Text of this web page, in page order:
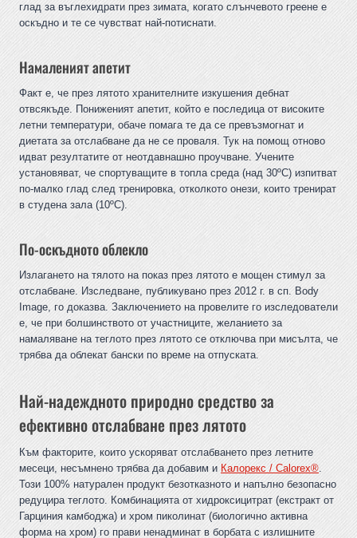
глад за въглехидрати през зимата, когато слънчевото греене е
оскъдно и те се чувстват най-потиснати.
Намаленият апетит
Факт е, че през лятото хранителните изкушения дебнат
отвсякъде. Пониженият апетит, който е последица от високите
летни температури, обаче помага те да се превъзмогнат и
диетата за отслабване да не се проваля. Тук на помощ отново
идват резултатите от неотдавнашно проучване. Учените
установяват, че спортуващите в топла среда (над 30ºC) изпитват
по-малко глад след тренировка, отколкото онези, които тренират
в студена зала (10ºC).
По-оскъдното облекло
Излагането на тялото на показ през лятото е мощен стимул за
отслабване. Изследване, публикувано през 2012 г. в сп. Body
Image, го доказва. Заключението на провелите го изследователи
е, че при болшинството от участниците, желанието за
намаляване на теглото през лятото се отключва при мисълта, че
трябва да облекат бански по време на отпуската.
Най-надеждното природно средство за
ефективно отслабване през лятото
Към факторите, които ускоряват отслабването през летните
месеци, несъмнено трябва да добавим и Калорекс / Calorex®.
Този 100% натурален продукт безотказното и напълно безопасно
редуцира теглото. Комбинацията от хидроксицитрат (екстракт от
Гарциния камбоджа) и хром пиколинат (биологично активна
форма на хром) го прави ненадминат в борбата с излишните